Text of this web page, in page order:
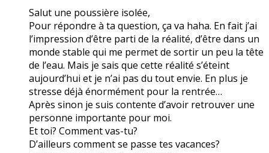
Salut une poussière isolée,
Pour répondre à ta question, ça va haha. En fait j’ai
l’impression d’être parti de la réalité, d’être dans un
monde stable qui me permet de sortir un peu la tête
de l’eau. Mais je sais que cette réalité s’éteint
aujourd’hui et je n’ai pas du tout envie. En plus je
stresse déjà énormément pour la rentrée…
Après sinon je suis contente d’avoir retrouver une
personne importante pour moi.
Et toi? Comment vas-tu?
D’ailleurs comment se passe tes vacances?